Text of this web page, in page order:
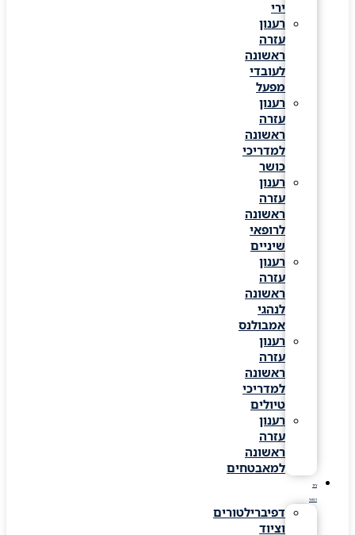
רענון
עזרה
ראשונה
לעובדי
מפעל
רענון
עזרה
ראשונה
למדריכי
כושר
רענון
עזרה
ראשונה
לרופאי
שיניים
רענון
עזרה
ראשונה
לנהגי
אמבולנס
רענון
עזרה
ראשונה
למדריכי
טיולים
רענון
עזרה
ראשונה
למאבטחים
דפיברילטורים